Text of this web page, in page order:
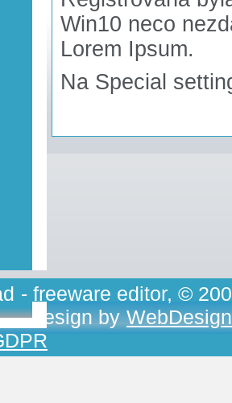
Win10 neco
Lorem Ipsum.
Na Special
- freeware editor, ©
, design by